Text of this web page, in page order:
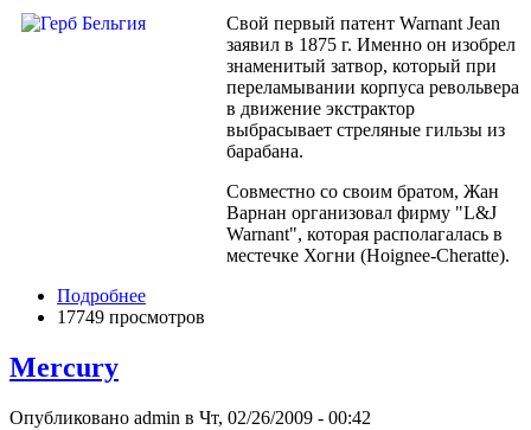
Свой первый патент Warnant Jean
заявил в 1875 г. Именно он изобрел
знаменитый затвор, который при
переламывании корпуса револьвера
в движение экстрактор
выбрасывает стреляные гильзы из
барабана.
Совместно со своим братом, Жан
Варнан организовал фирму "L&J
Warnant", которая располагалась в
местечке Хогни (Hoignee-Cheratte).
Подробнее
17749 просмотров
Mercury
Опубликовано admin в Чт, 02/26/2009 - 00:42